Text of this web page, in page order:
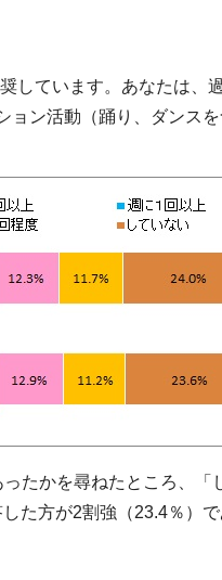
しています。あなたは、
ョン活動（踊り、ダンス
たかを尋ねたところ、
た方が2割強（23.4％）で